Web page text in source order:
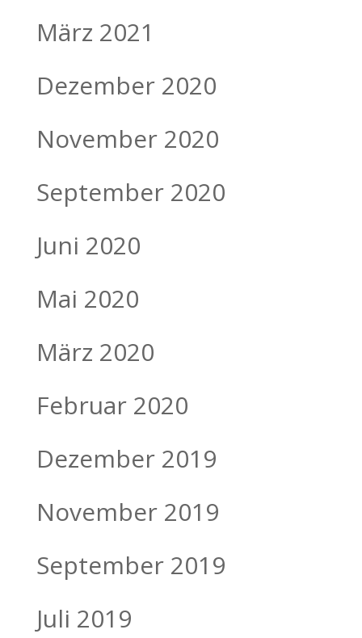
März 2021
Dezember 2020
November 2020
September 2020
Juni 2020
Mai 2020
März 2020
Februar 2020
Dezember 2019
November 2019
September 2019
Juli 2019